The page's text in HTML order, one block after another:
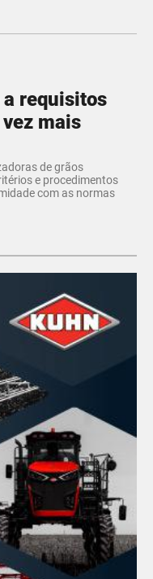
requisitos
mais
de grãos
e procedimentos
com as normas